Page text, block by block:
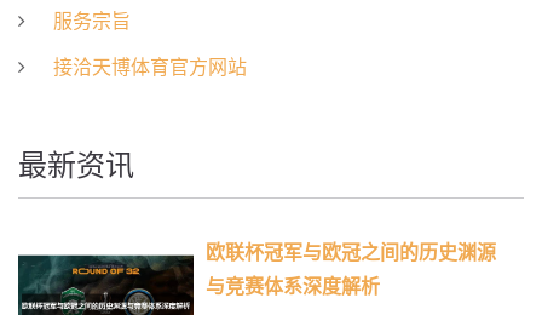
服务宗旨
接洽天博体育官方网站
最新资讯
欧联杯冠军与欧冠之间的历史渊源
与竞赛体系深度解析